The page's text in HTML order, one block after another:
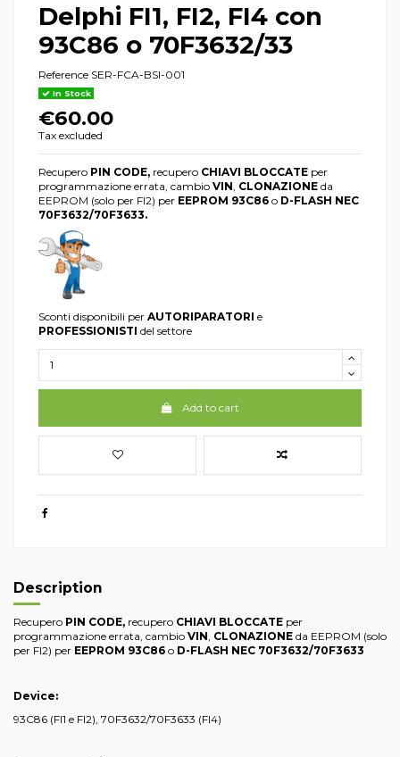
Delphi FI1, FI2, FI4 con
93C86 o 70F3632/33
Reference SER-FCA-BSI-001
In Stock
€60.00
Tax excluded
Recupero PIN CODE, recupero CHIAVI BLOCCATE per
programmazione errata, cambio VIN CLONAZIONE da
EEPROM (solo per FI2) per EEPROM 93C86 o D-FLASH NEC
70F3632/70F3633.
Sconti disponibili per AUTORIPARATORI e
PROFESSIONISTI del settore
Add to cart
Description
Recupero PIN CODE, recupero CHIAVI BLOCCATE per
programmazione errata, cambio VIN, CLONAZIONE da EEPROM (solo
per FI2) per EEPROM 93C86 o D-FLASH NEC 70F3632/70F3633
Device:
93C86 (FI1 e FI2), 70F3632/70F3633 (FI4)